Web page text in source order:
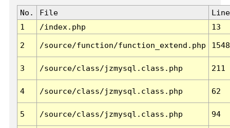
No. File
Line
1
/index.php 13
2 /source/function/function_extend.php 1548
3 /source/class/jzmysql.class.php 211
4 /source/class/jzmysql.class.php 62
5 /source/class/jzmysql.class.php 94